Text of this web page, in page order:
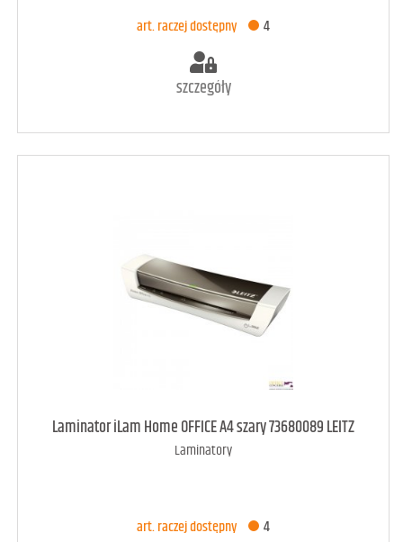
art. raczej dostępny 4
szczegóły
art. raczej dostępny 4
Laminator iLam Home OFFICE A4 szary 73680089 LEITZ
Laminatory
art. raczej dostępny 4